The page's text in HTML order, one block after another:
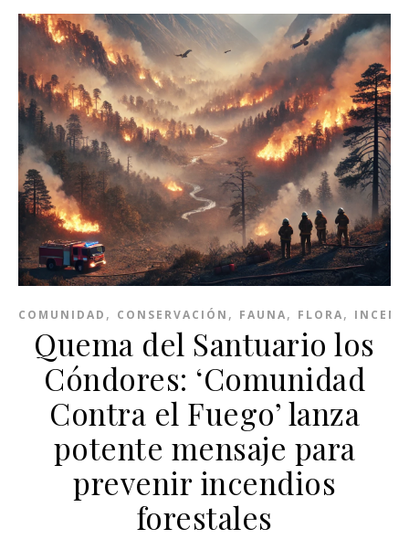
COMUNIDAD , CONSERVACIÓN , FAUNA, FLORA,
Quema del Santuario los
Cóndores: ‘Comunidad
Contra el Fuego’ lanza
potente mensaje para
prevenir incendios
forestales